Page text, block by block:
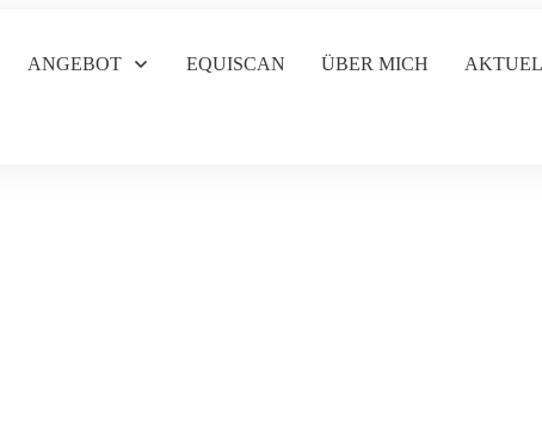
ANGEBOT EQUISCAN ÜBER MICH